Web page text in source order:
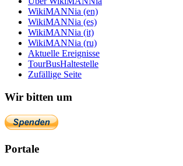
WikiMANNia (en)
WikiMANNia (es)
WikiMANNia (it)
WikiMANNia (ru)
Aktuelle Ereignisse
TourBusHaltestelle
Zufällige Seite
Wir bitten um
Portale